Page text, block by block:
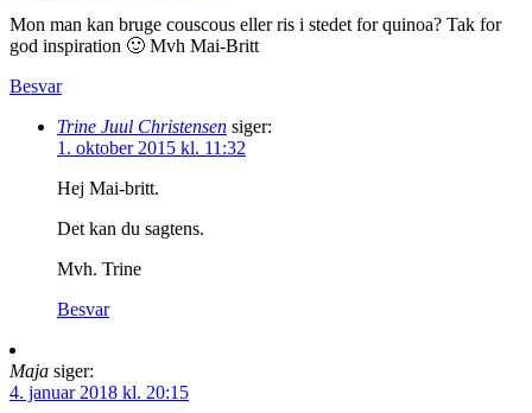
Mon man kan bruge couscous eller ris i stedet for quinoa? Tak for
god inspiration 🙂 Mvh Mai-Britt
Besvar
Trine Juul Christensen siger:
1. oktober 2015 kl. 11:32
Hej Mai-britt.
Det kan du sagtens.
Mvh. Trine
Besvar
Maja siger:
4. januar 2018 kl. 20:15